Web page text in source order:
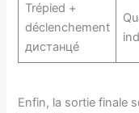
Trépied +
déclenchement
дистанцé
Enfin, la sortie finale